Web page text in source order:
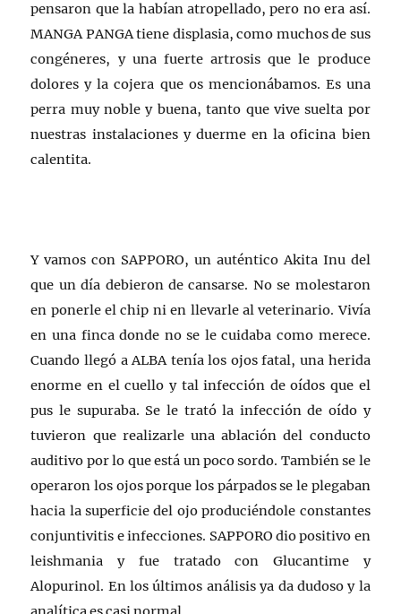
pensaron que la habían atropellado, pero no era así.
MANGA PANGA tiene displasia, como muchos de sus
congéneres, y una fuerte artrosis que le produce
dolores y la cojera que os mencionábamos. Es una
perra muy noble y buena, tanto que vive suelta por
nuestras instalaciones y duerme en la oficina bien
calentita.
Y vamos con SAPPORO, un auténtico Akita Inu del
que un día debieron de cansarse. No se molestaron
en ponerle el chip ni en llevarle al veterinario. Vivía
en una finca donde no se le cuidaba como merece.
Cuando llegó a ALBA tenía los ojos fatal, una herida
enorme en el cuello y tal infección de oídos que el
pus le supuraba. Se le trató la infección de oído y
tuvieron que realizarle una ablación del conducto
auditivo por lo que está un poco sordo. También se le
operaron los ojos porque los párpados se le plegaban
hacia la superficie del ojo produciéndole constantes
conjuntivitis e infecciones. SAPPORO dio positivo en
leishmania y fue tratado con Glucantime y
Alopurinol. En los últimos análisis ya da dudoso y la